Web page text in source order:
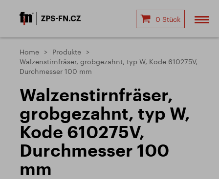
0 Stück
Home
Produkte
Walzenstirnfräser, grobgezahnt, typ W, Kode 610275V,
Durchmesser 100 mm
Walzenstirnfräser,
grobgezahnt, typ W,
Kode 610275V,
Durchmesser 100
mm